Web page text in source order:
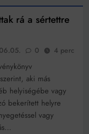
akkor
rá a sértettre
0 4 perc
aki más
helyiségébe vagy
bekerített helyre
vagy